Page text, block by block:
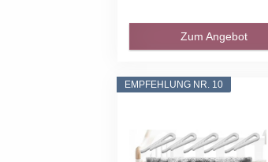
Zum Angebot
EMPFEHLUNG NR. 10